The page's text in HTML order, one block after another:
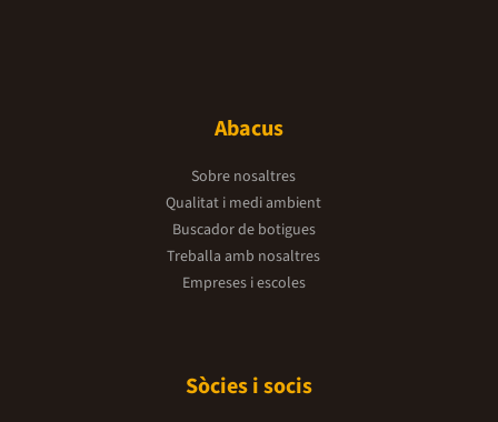
Abacus
Sobre nosaltres
Qualitat i medi ambient
Buscador de botigues
Treballa amb nosaltres
Empreses i escoles
Sòcies i socis